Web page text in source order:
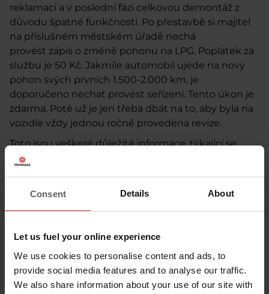
Consent Details About
Let us fuel your online experience
We use cookies to personalise content and ads, to
provide social media features and to analyse our traffic.
We also share information about your use of our site with
reklamací a v poslední fázi celkovou demontáž z
důvodu špatné funkčnosti. Po přestavbě si majitel
na příslušném městském úřadě nechá
provést zápis o změně pohonu na LPG. Poplatek za
službu je 50 Kč. Jakmile automobil ujede na nový
pohon svých prvních 1.500-2.000 km, je
doporučeno nechat provést seřízení. Tento úkon je
zdarma. Poté už je jen třeba dbát na to, aby byla na
vozidle vždy jednou ročně provedena revize.
Toto jsou veškeré důležité informace, týkající se
Liquified Petroleum Gas, nebo-li zkapalněného
Hřeje Vás PRIMAGAS